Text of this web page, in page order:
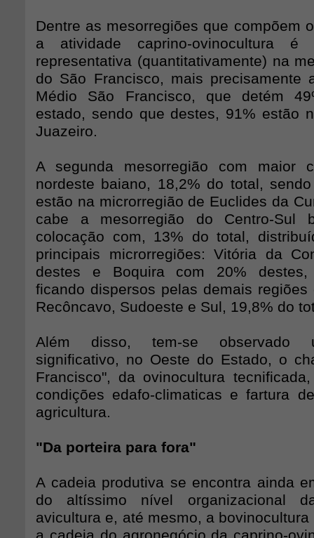
Dentre as mesorregiões que compõem
a atividade caprino-ovinocultura é
representativa (quantitativamente) na
do São Francisco, mais precisamente
Médio São Francisco, que detém
estado, sendo que destes, 91% estão
Juazeiro.
A segunda mesorregião com maior
nordeste baiano, 18,2% do total,
estão na microrregião de Euclides da
cabe a mesorregião do Centro-Sul
colocação com, 13% do total,
principais microrregiões: Vitória da
destes e Boquira com 20% destes,
ficando dispersos pelas demais regiões
Recôncavo, Sudoeste e Sul, 19,8% do
Além disso, tem-se observado
significativo, no Oeste do Estado, o
Francisco", da ovinocultura
condições edafo-climaticas e fartura
agricultura.
"Da porteira para fora"
A cadeia produtiva se encontra ainda
do altíssimo nível organizacional
avicultura e, até mesmo, a